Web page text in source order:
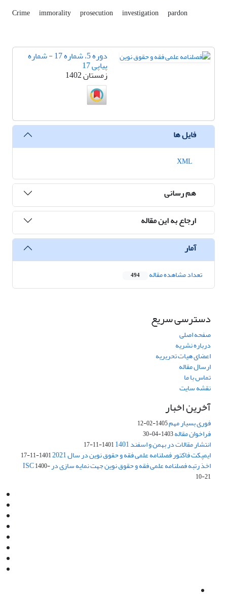
Crime immorality prosecution investigation pardon
دوره 5، شماره 17 - شماره
پیاپی 17
زمستان 1402
فایل ها
هم رسانی
ارجاع به این مقاله
آمار
تعداد مشاهده مقاله 494
دسترسی سریع
صفحه اصلی
درباره نشریه
اعضای هیات تحریریه
ارسال مقاله
تماس با ما
نقشه سایت
آخرین اخبار
فوری بسیار مهم1405-02-12
فراخوان مقاله1403-04-30
انتشار مقالات در بهمن و اسفند 1401 1401-11-17
ایمپکت فاکتور فصلنامه علمی فقه و حقوق نوین در سال 2021 1401-11-17
اخذ رتبه فصلنامه علمی فقه و حقوق نوین جهت نمایه سازی در ISC1400-
10-21